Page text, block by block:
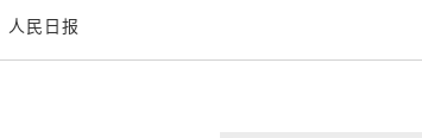
人民日报